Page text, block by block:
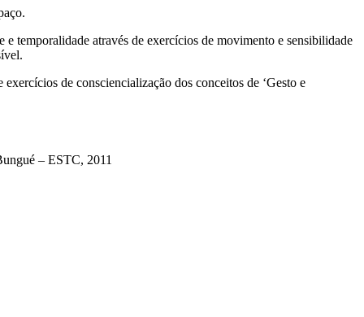
temporalidade através de exercícios de movimento e sensibilidade
de consciencialização dos conceitos de ‘Gesto e
– ESTC, 2011